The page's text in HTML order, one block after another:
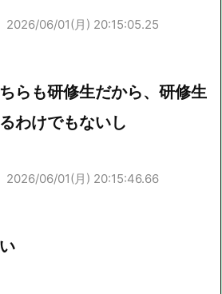
2026/06/01(月) 20:15:05.25
らも研修生だから、研修生
わけでもないし
2026/06/01(月) 20:15:46.66